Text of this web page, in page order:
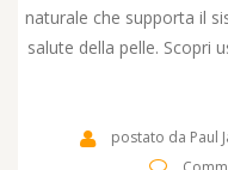
naturale che supporta il
salute della pelle. Scopri
postato da Paul